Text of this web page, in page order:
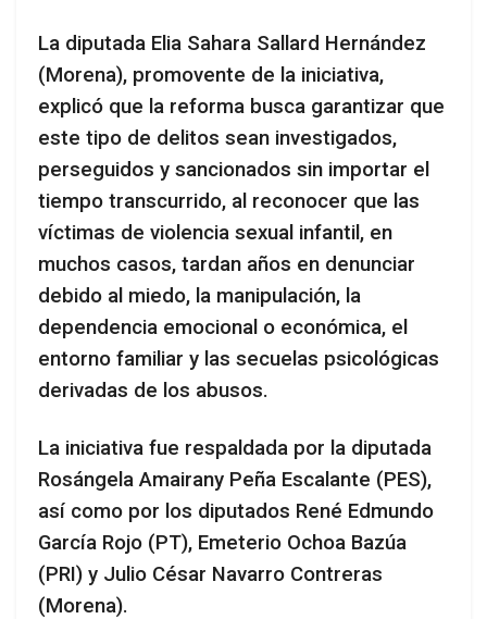
La diputada Elia Sahara Sallard Hernández
(Morena), promovente de la iniciativa,
explicó que la reforma busca garantizar que
este tipo de delitos sean investigados,
perseguidos y sancionados sin importar el
tiempo transcurrido, al reconocer que las
víctimas de violencia sexual infantil, en
muchos casos, tardan años en denunciar
debido al miedo, la manipulación, la
dependencia emocional o económica, el
entorno familiar y las secuelas psicológicas
derivadas de los abusos.
La iniciativa fue respaldada por la diputada
Rosángela Amairany Peña Escalante (PES),
así como por los diputados René Edmundo
García Rojo (PT), Emeterio Ochoa Bazúa
(PRI) y Julio César Navarro Contreras
(Morena).